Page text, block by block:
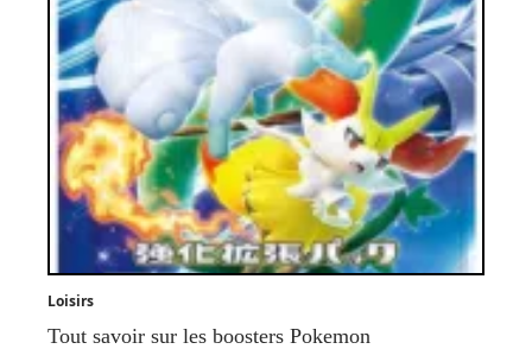
Loisirs
Tout savoir sur les boosters Pokemon